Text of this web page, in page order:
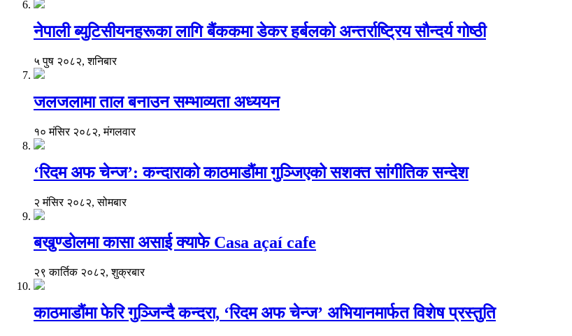
नेपाली ब्युटिसीयनहरूका लागि बैंककमा डेकर हर्बलको अन्तर्राष्ट्रिय सौन्दर्य गोष्ठी
५ पुष २०८२, शनिबार
जलजलामा ताल बनाउन सम्भाव्यता अध्ययन
१० मंसिर २०८२, मंगलवार
‘रिदम अफ चेन्ज’: कन्दाराको काठमाडौंमा गुञ्जिएको सशक्त सांगीतिक सन्देश
२ मंसिर २०८२, सोमबार
बखुण्डोलमा कासा असाई क्याफे Casa açaí cafe
२९ कार्तिक २०८२, शुक्रबार
काठमाडौंमा फेरि गुञ्जिन्दै कन्दरा, ‘रिदम अफ चेन्ज’ अभियानमार्फत विशेष प्रस्तुति